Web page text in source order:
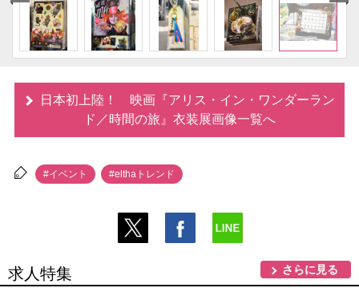
日本初上陸！ 映画『アリス・イン・ワンダーラン
ド／時間の旅』衣装展画像一覧へ
#イベント #elthaトレンド
求人特集 さらに見る